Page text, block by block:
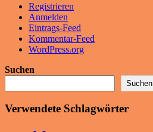
Registrieren
Anmelden
Eintrags-Feed
Kommentar-Feed
WordPress.org
Suchen
Suchen
Verwendete Schlagwörter